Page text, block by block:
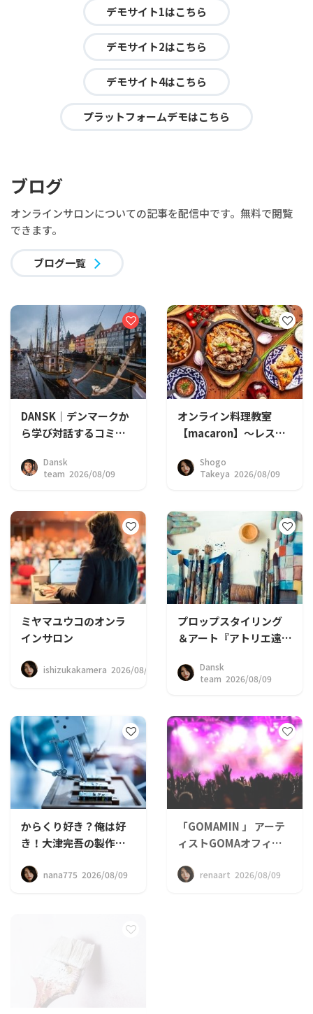
デモサイト1はこちら
デモサイト2はこちら
デモサイト4はこちら
プラットフォームデモはこちら
ブログ
オンラインサロンについての記事を配信中です。無料で閲覧
できます。
ブログ一覧
DANSK｜デンマークか
ら学び対話するコミュ
Dansk
team 2026/08/09
オンライン料理教室
【macaron】〜レスト
Shogo
Takeya 2026/08/09
ミヤマユウコのオンラ
インサロン
ishizukakamera 2026/08/09
プロップスタイリング
＆アート『アトリエ遠
Dansk
team 2026/08/09
からくり好き？俺は好
き！大津完吾の製作奮
nana775 2026/08/09
「GOMAMIN 」 アーテ
ィストGOMAオフィシ
renaart 2026/08/09